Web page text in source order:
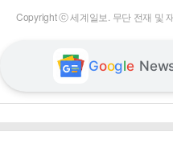
Copyright ⓒ 세계일보. 무단 전재 및
Google